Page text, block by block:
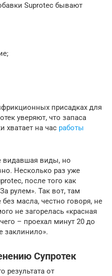
Suprotec бывают
присадках для
уверяют, что запаса
хватает на час работы
видавшая виды, но
Несколько раз уже
после того как
рулем». Так вот, там
масла, честно говоря, не
не загорелась «красная
– проехал минут 20 до
заклинило».
Супротек
результата от